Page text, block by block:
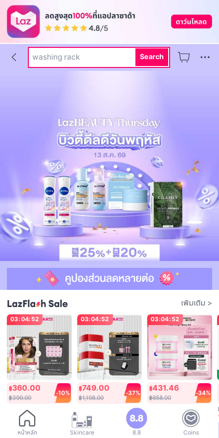
หน้าหลัก Skincare 8.8 Coins
dr pong
rally
washing rack
rally movement
Search
เพิ่มเติม >
03:04:52
฿360.00
฿399.00
-10%
Only 10 left!
03:04:52
฿749.00
฿1,198.00
-37%
03:04:52
฿431.46
฿658.00
-34%